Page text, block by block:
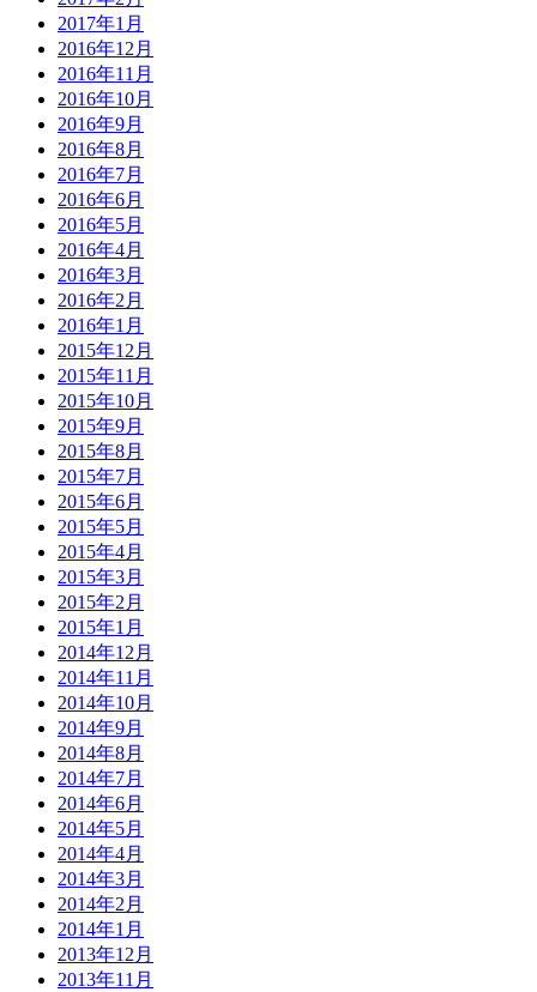
2017年1月
2016年12月
2016年11月
2016年10月
2016年9月
2016年8月
2016年7月
2016年6月
2016年5月
2016年4月
2016年3月
2016年2月
2016年1月
2015年12月
2015年11月
2015年10月
2015年9月
2015年8月
2015年7月
2015年6月
2015年5月
2015年4月
2015年3月
2015年2月
2015年1月
2014年12月
2014年11月
2014年10月
2014年9月
2014年8月
2014年7月
2014年6月
2014年5月
2014年4月
2014年3月
2014年2月
2014年1月
2013年12月
2013年11月